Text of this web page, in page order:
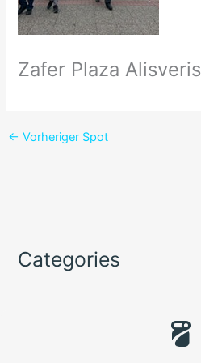
Zafer Plaza Alisveris
← Vorheriger Spot
Categories